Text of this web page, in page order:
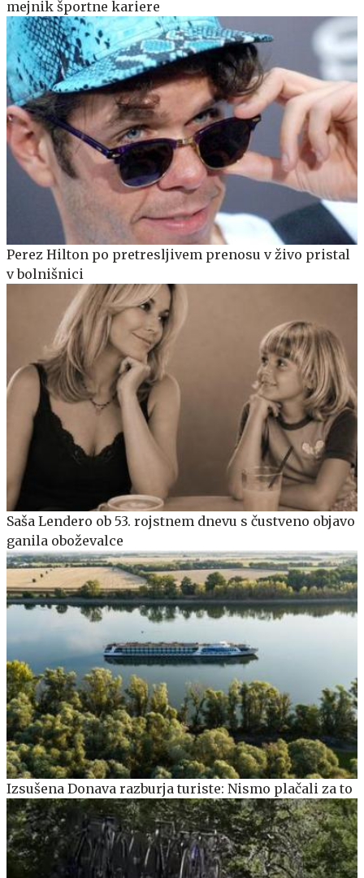
mejnik športne kariere
Perez Hilton po pretresljivem prenosu v živo pristal
v bolnišnici
Saša Lendero ob 53. rojstnem dnevu s čustveno objavo
ganila oboževalce
Izsušena Donava razburja turiste: Nismo plačali za to